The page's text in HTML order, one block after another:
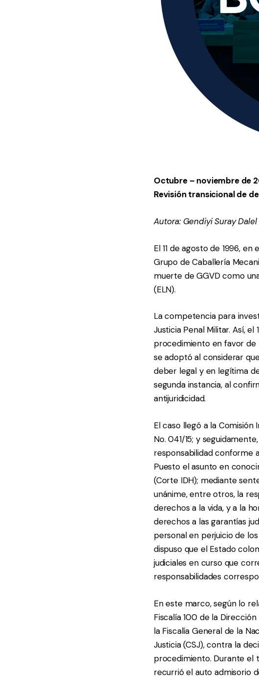
Octubre – noviembre de
Revisión transicional de
Autora: Gendiyi Suray
El 11 de agosto de 1996,
Grupo de Caballería
muerte de GGVD como
(ELN).
La competencia para
Justicia Penal Militar. Así,
procedimiento en favor de
se adoptó al considerar
deber legal y en legítima
segunda instancia, al
antijuridicidad.
El caso llegó a la
No. 041/15; y
responsabilidad conforme
Puesto el asunto en
(Corte IDH); mediante
unánime, entre otros, la
derechos a la vida, y a la
derechos a las garantías
personal en perjuicio de
dispuso que el Estado
judiciales en curso que
responsabilidades
En este marco, según lo
Fiscalía 100 de la
la Fiscalía General de la
Justicia (CSJ), contra la
procedimiento. Durante el
recurrió el auto admisorio